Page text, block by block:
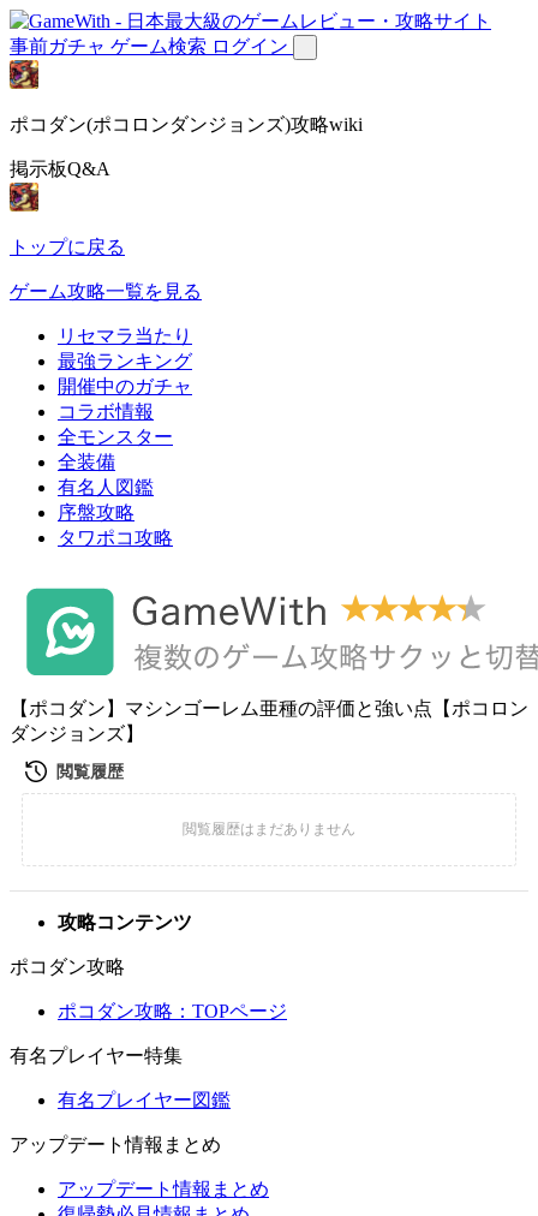
事前ガチャ ゲーム検索 ログイン
ポコダン(ポコロンダンジョンズ)攻略wiki
掲示板Q&A
トップに戻る
ゲーム攻略一覧を見る
リセマラ当たり
最強ランキング
開催中のガチャ
コラボ情報
全モンスター
全装備
有名人図鑑
序盤攻略
タワポコ攻略
【ポコダン】マシンゴーレム亜種の評価と強い点【ポコロン
ダンジョンズ】
攻略コンテンツ
ポコダン攻略
ポコダン攻略：TOPページ
有名プレイヤー特集
有名プレイヤー図鑑
アップデート情報まとめ
アップデート情報まとめ